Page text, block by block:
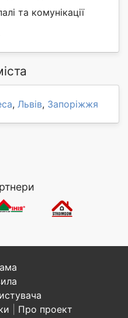
та комунікації
, Львів, Запоріжжя
Про проект